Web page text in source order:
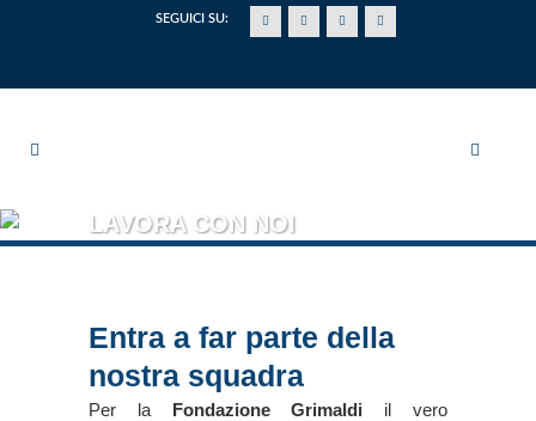
SEGUICI SU:
LAVORA CON NOI
Entra a far parte della
nostra squadra
Per la Fondazione Grimaldi il vero